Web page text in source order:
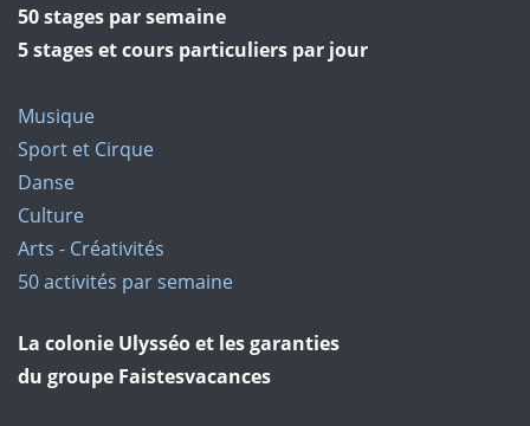
50 stages par semaine
5 stages et cours particuliers par jour
Musique
Sport et Cirque
Danse
Culture
Arts - Créativités
50 activités par semaine
La colonie Ulysséo et les garanties
du groupe Faistesvacances